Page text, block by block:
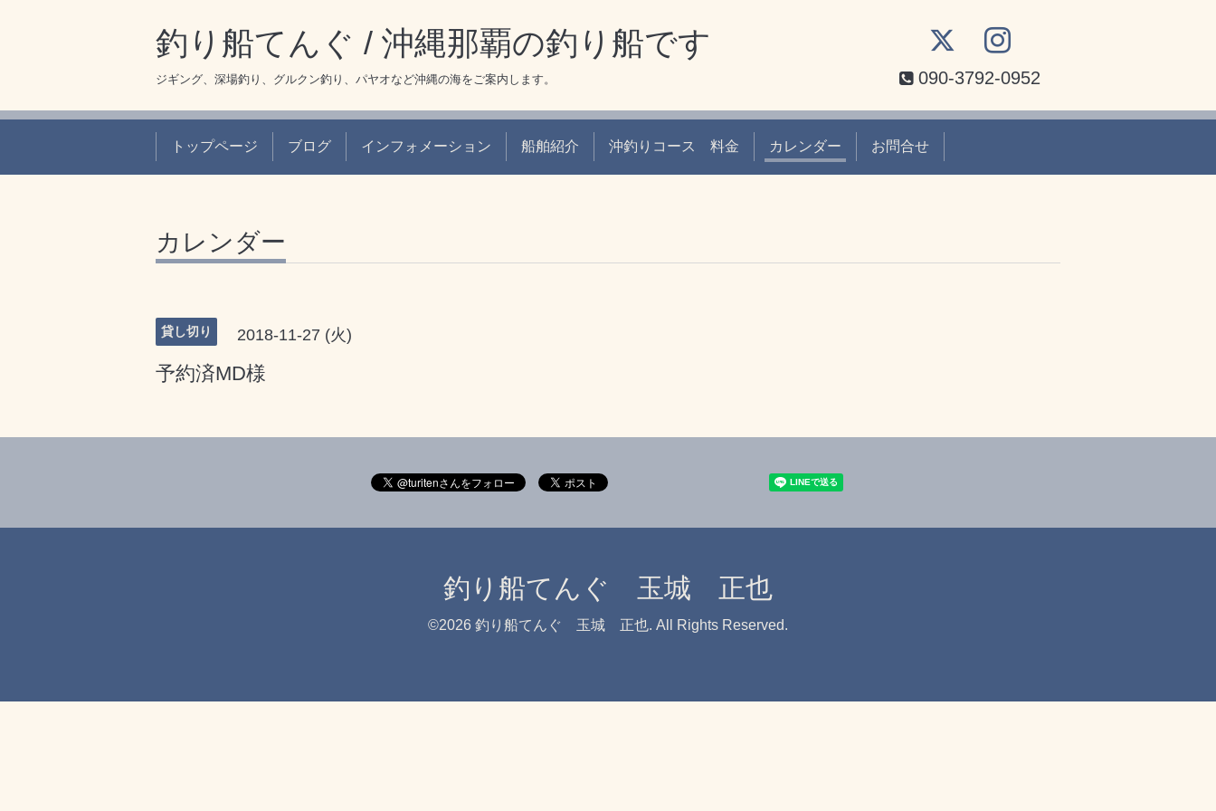
釣り船てんぐ / 沖縄那覇の釣り船です
ジギング、深場釣り、グルクン釣り、パヤオなど沖縄の海をご案内します。 090-3792-0952
トップページ ブログ インフォメーション 船舶紹介 沖釣りコース 料金 カレンダー お問合せ
カレンダー
貸し切り 2018-11-27 (火)
予約済MD様
釣り船てんぐ 玉城 正也
©2026 釣り船てんぐ 玉城 正也. All Rights Reserved.